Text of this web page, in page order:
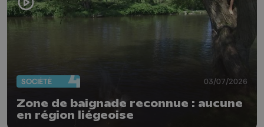
SOCIÉTÉ 03/07/2026
Zone de baignade reconnue : aucune
en région liégeoise